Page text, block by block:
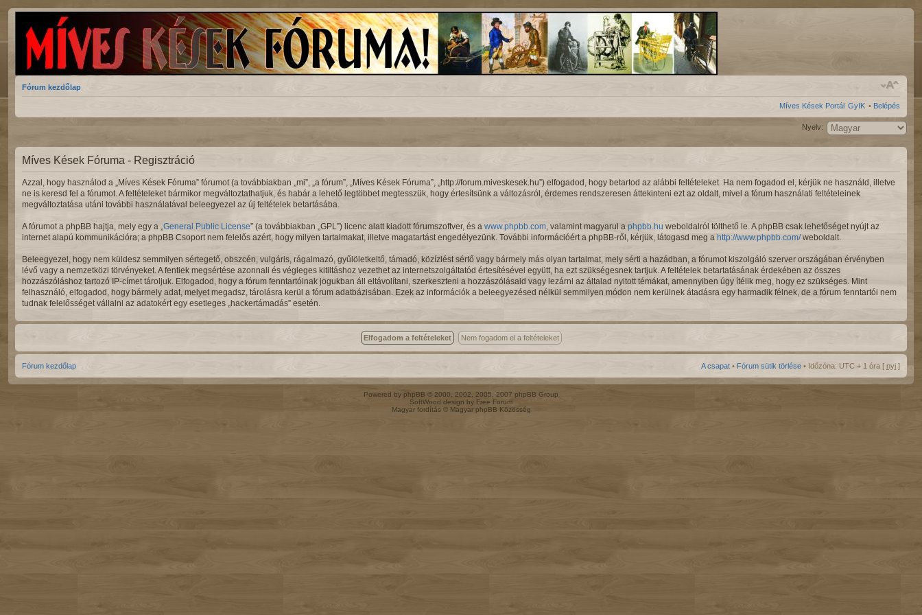
Fórum kezdőlap
Míves Kések Portál GyIK • Belépés
Nyelv:
Míves Kések Fóruma - Regisztráció
Azzal, hogy használod a „Míves Kések Fóruma” fórumot (a továbbiakban „mi”, „a fórum”, „Míves Kések Fóruma”, „http://forum.miveskesek.hu”) elfogadod, hogy betartod az alábbi feltételeket. Ha nem fogadod el, kérjük ne használd, illetve
ne is keresd fel a fórumot. A feltételeket bármikor megváltoztathatjuk, és habár a lehető legtöbbet megtesszük, hogy értesítsünk a változásról, érdemes rendszeresen áttekinteni ezt az oldalt, mivel a fórum használati feltételeinek
megváltoztatása utáni további használatával beleegyezel az új feltételek betartásába.
A fórumot a phpBB hajtja, mely egy a „ General Public License” (a továbbiakban „GPL”) licenc alatt kiadott fórumszoftver, és a www.phpbb.com , valamint magyarul a phpbb.hu weboldalról tölthető le. A phpBB csak lehetőséget nyújt az
internet alapú kommunikációra; a phpBB Csoport nem felelős azért, hogy milyen tartalmakat, illetve magatartást engedélyezünk. További információért a phpBB-ről, kérjük, látogasd meg a http://www.phpbb.com/weboldalt.
Beleegyezel, hogy nem küldesz semmilyen sértegető, obszcén, vulgáris, rágalmazó, gyűlöletkeltő, támadó, közízlést sértő vagy bármely más olyan tartalmat, mely sérti a hazádban, a fórumot kiszolgáló szerver országában érvényben
lévő vagy a nemzetközi törvényeket. A fentiek megsértése azonnali és végleges kitiltáshoz vezethet az internetszolgáltatód értesítésével együtt, ha ezt szükségesnek tartjuk. A feltételek betartatásának érdekében az összes
hozzászóláshoz tartozó IP-címet tároljuk. Elfogadod, hogy a fórum fenntartóinak jogukban áll eltávolítani, szerkeszteni a hozzászólásaid vagy lezárni az általad nyitott témákat, amennyiben úgy ítélik meg, hogy ez szükséges. Mint
felhasználó, elfogadod, hogy bármely adat, melyet megadsz, tárolásra kerül a fórum adatbázisában. Ezek az információk a beleegyezésed nélkül semmilyen módon nem kerülnek átadásra egy harmadik félnek, de a fórum fenntartói nem
tudnak felelősséget vállalni az adatokért egy esetleges „hackertámadás” esetén.
Fórum kezdőlap A csapat • Fórum sütik törlése • Időzóna: UTC + 1 óra [ nyi ]
Powered by phpBB © 2000, 2002, 2005, 2007 phpBB Group
SoftWood design by Free Forum
Magyar fordítás © Magyar phpBB Közösség